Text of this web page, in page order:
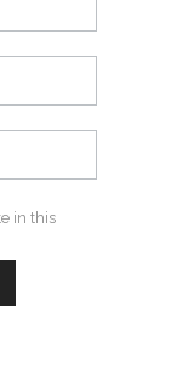
in this